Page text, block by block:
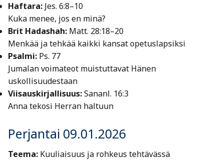
Haftara: Jes. 6:8–10
Kuka menee, jos en minä?
Brit Hadashah: Matt. 28:18–20
Menkää ja tehkää kaikki kansat opetuslapsiksi
Psalmi: Ps. 77
Jumalan voimateot muistuttavat Hänen
uskollisuudestaan
Viisauskirjallisuus:Sananl. 16:3
Anna tekosi Herran haltuun
Perjantai 09.01.2026
Teema: Kuuliaisuus ja rohkeus tehtävässä